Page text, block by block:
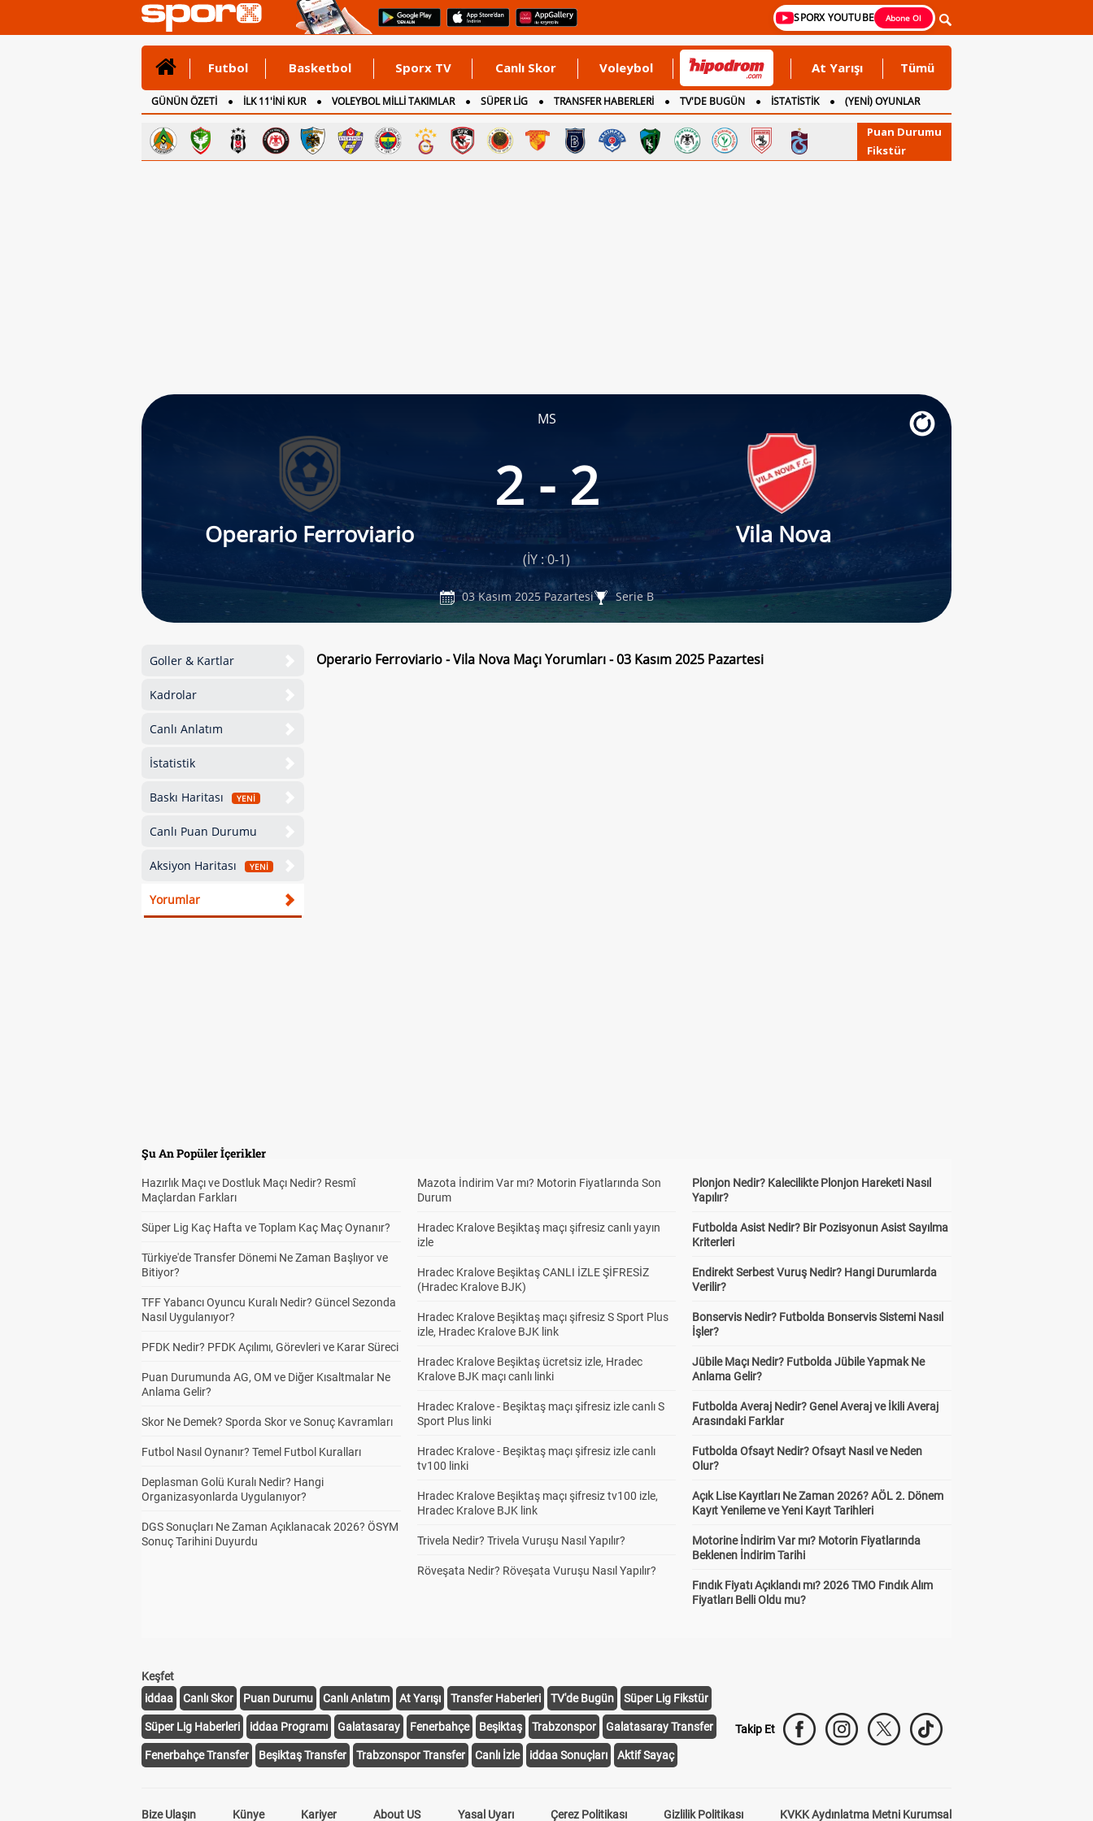
SPORX YOUTUBE Abone Ol
Futbol Basketbol Sporx TV Canlı Skor Voleybol At Yarışı Tümü
GÜNÜN ÖZETİ İLK 11'İNİ KUR VOLEYBOL MİLLİ TAKIMLAR SÜPER LİG TRANSFER HABERLERİ TV'DE BUGÜN İSTATİSTİK
(YENİ) OYUNLAR
CANLI ANLATIM
İNGİLTERE
Puan Durumu
Fikstür
MS
Operario Ferroviario
2 - 2
Vila Nova
(İY : 0-1)
03 Kasım 2025 Pazartesi Serie B
Goller & Kartlar
Kadrolar
Canlı Anlatım
İstatistik
Baskı Haritası YENİ
Canlı Puan Durumu
Aksiyon Haritası YENİ
Yorumlar
Operario Ferroviario - Vila Nova Maçı Yorumları - 03 Kasım 2025 Pazartesi
Şu An Popüler İçerikler
Hazırlık Maçı ve Dostluk Maçı Nedir? Resmî
Maçlardan Farkları
Süper Lig Kaç Hafta ve Toplam Kaç Maç Oynanır?
Türkiye'de Transfer Dönemi Ne Zaman Başlıyor ve
Bitiyor?
TFF Yabancı Oyuncu Kuralı Nedir? Güncel Sezonda
Nasıl Uygulanıyor?
PFDK Nedir? PFDK Açılımı, Görevleri ve Karar Süreci
Puan Durumunda AG, OM ve Diğer Kısaltmalar Ne
Anlama Gelir?
Skor Ne Demek? Sporda Skor ve Sonuç Kavramları
Futbol Nasıl Oynanır? Temel Futbol Kuralları
Deplasman Golü Kuralı Nedir? Hangi
Organizasyonlarda Uygulanıyor?
DGS Sonuçları Ne Zaman Açıklanacak 2026? ÖSYM
Sonuç Tarihini Duyurdu
Mazota İndirim Var mı? Motorin Fiyatlarında Son
Durum
Hradec Kralove Beşiktaş maçı şifresiz canlı yayın
izle
Hradec Kralove Beşiktaş CANLI İZLE ŞİFRESİZ
(Hradec Kralove BJK)
Hradec Kralove Beşiktaş maçı şifresiz S Sport Plus
izle, Hradec Kralove BJK link
Hradec Kralove Beşiktaş ücretsiz izle, Hradec
Kralove BJK maçı canlı linki
Hradec Kralove - Beşiktaş maçı şifresiz izle canlı S
Sport Plus linki
Hradec Kralove - Beşiktaş maçı şifresiz izle canlı
tv100 linki
Hradec Kralove Beşiktaş maçı şifresiz tv100 izle,
Hradec Kralove BJK link
Trivela Nedir? Trivela Vuruşu Nasıl Yapılır?
Röveşata Nedir? Röveşata Vuruşu Nasıl Yapılır?
Plonjon Nedir? Kalecilikte Plonjon Hareketi Nasıl
Yapılır?
Futbolda Asist Nedir? Bir Pozisyonun Asist Sayılma
Kriterleri
Endirekt Serbest Vuruş Nedir? Hangi Durumlarda
Verilir?
Bonservis Nedir? Futbolda Bonservis Sistemi Nasıl
İşler?
Jübile Maçı Nedir? Futbolda Jübile Yapmak Ne
Anlama Gelir?
Futbolda Averaj Nedir? Genel Averaj ve İkili Averaj
Arasındaki Farklar
Futbolda Ofsayt Nedir? Ofsayt Nasıl ve Neden
Olur?
Açık Lise Kayıtları Ne Zaman 2026? AÖL 2. Dönem
Kayıt Yenileme ve Yeni Kayıt Tarihleri
Motorine İndirim Var mı? Motorin Fiyatlarında
Beklenen İndirim Tarihi
Fındık Fiyatı Açıklandı mı? 2026 TMO Fındık Alım
Fiyatları Belli Oldu mu?
Keşfet
iddaa
Canlı Skor Puan Durumu Canlı Anlatım At Yarışı Transfer Haberleri TV'de Bugün Süper Lig Fikstür
Süper Lig Haberleri iddaa Programı Galatasaray Fenerbahçe Beşiktaş Trabzonspor Galatasaray Transfer
Fenerbahçe Transfer Beşiktaş Transfer Trabzonspor Transfer Canlı İzle iddaa Sonuçları Aktif Sayaç
Takip Et
Bize Ulaşın Künye Kariyer About US Yasal Uyarı Çerez Politikası Gizlilik Politikası KVKK Aydınlatma Metni Kurumsal